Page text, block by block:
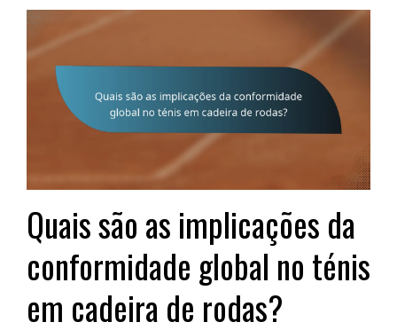
Quais são as implicações da
conformidade global no ténis
em cadeira de rodas?